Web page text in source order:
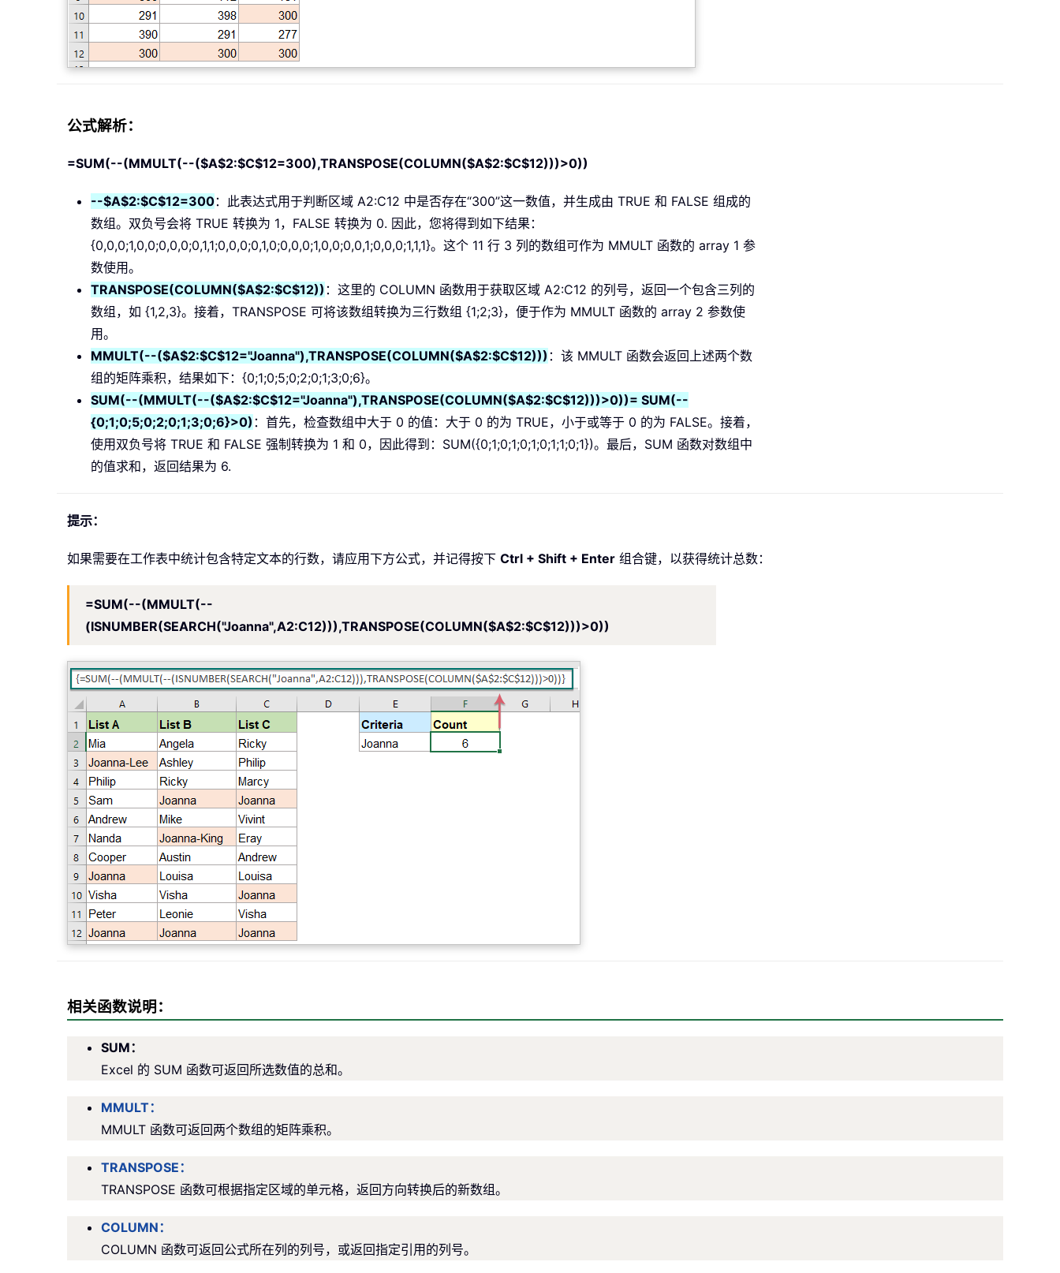
公式解析：
=SUM(--(MMULT(--($A$2:$C$12=300),TRANSPOSE(COLUMN($A$2:$C$12)))>0))
--$A$2:$C$12=300：此表达式用于判断区域 A2:C12 中是否存在“300”这一数值，并生成由 TRUE 和 FALSE 组成的
数组。双负号会将 TRUE 转换为 1，FALSE 转换为 0. 因此，您将得到如下结果：
{0,0,0;1,0,0;0,0,0;0,1,1;0,0,0;0,1,0;0,0,0;1,0,0;0,0,1;0,0,0;1,1,1}。这个 11 行 3 列的数组可作为 MMULT 函数的 array 1 参
数使用。
TRANSPOSE(COLUMN($A$2:$C$12)) ：这里的 COLUMN 函数用于获取区域 A2:C12 的列号，返回一个包含三列的
数组，如 {1,2,3}。接着，TRANSPOSE 可将该数组转换为三行数组 {1;2;3}，便于作为 MMULT 函数的 array 2 参数使
用。
MMULT(--($A$2:$C$12="Joanna"),TRANSPOSE(COLUMN($A$2:$C$12))) ：该 MMULT 函数会返回上述两个数
组的矩阵乘积，结果如下：{0;1;0;5;0;2;0;1;3;0;6}。
SUM(--(MMULT(--($A$2:$C$12="Joanna"),TRANSPOSE(COLUMN($A$2:$C$12)))>0))= SUM(--
{0;1;0;5;0;2;0;1;3;0;6}>0) ：首先，检查数组中大于 0 的值：大于 0 的为 TRUE，小于或等于 0 的为 FALSE。接着，
使用双负号将 TRUE 和 FALSE 强制转换为 1 和 0，因此得到：SUM({0;1;0;1;0;1;0;1;1;0;1})。最后，SUM 函数对数组中
的值求和，返回结果为 6.
提示：
如果需要在工作表中统计包含特定文本的行数，请应用下方公式，并记得按下 Ctrl + Shift + Enter 组合键，以获得统计总数：
=SUM(--(MMULT(--
(ISNUMBER(SEARCH("Joanna",A2:C12))),TRANSPOSE(COLUMN($A$2:$C$12)))>0))
相关函数说明：
SUM：
Excel 的 SUM 函数可返回所选数值的总和。
MMULT：
MMULT 函数可返回两个数组的矩阵乘积。
TRANSPOSE：
TRANSPOSE 函数可根据指定区域的单元格，返回方向转换后的新数组。
COLUMN：
COLUMN 函数可返回公式所在列的列号，或返回指定引用的列号。